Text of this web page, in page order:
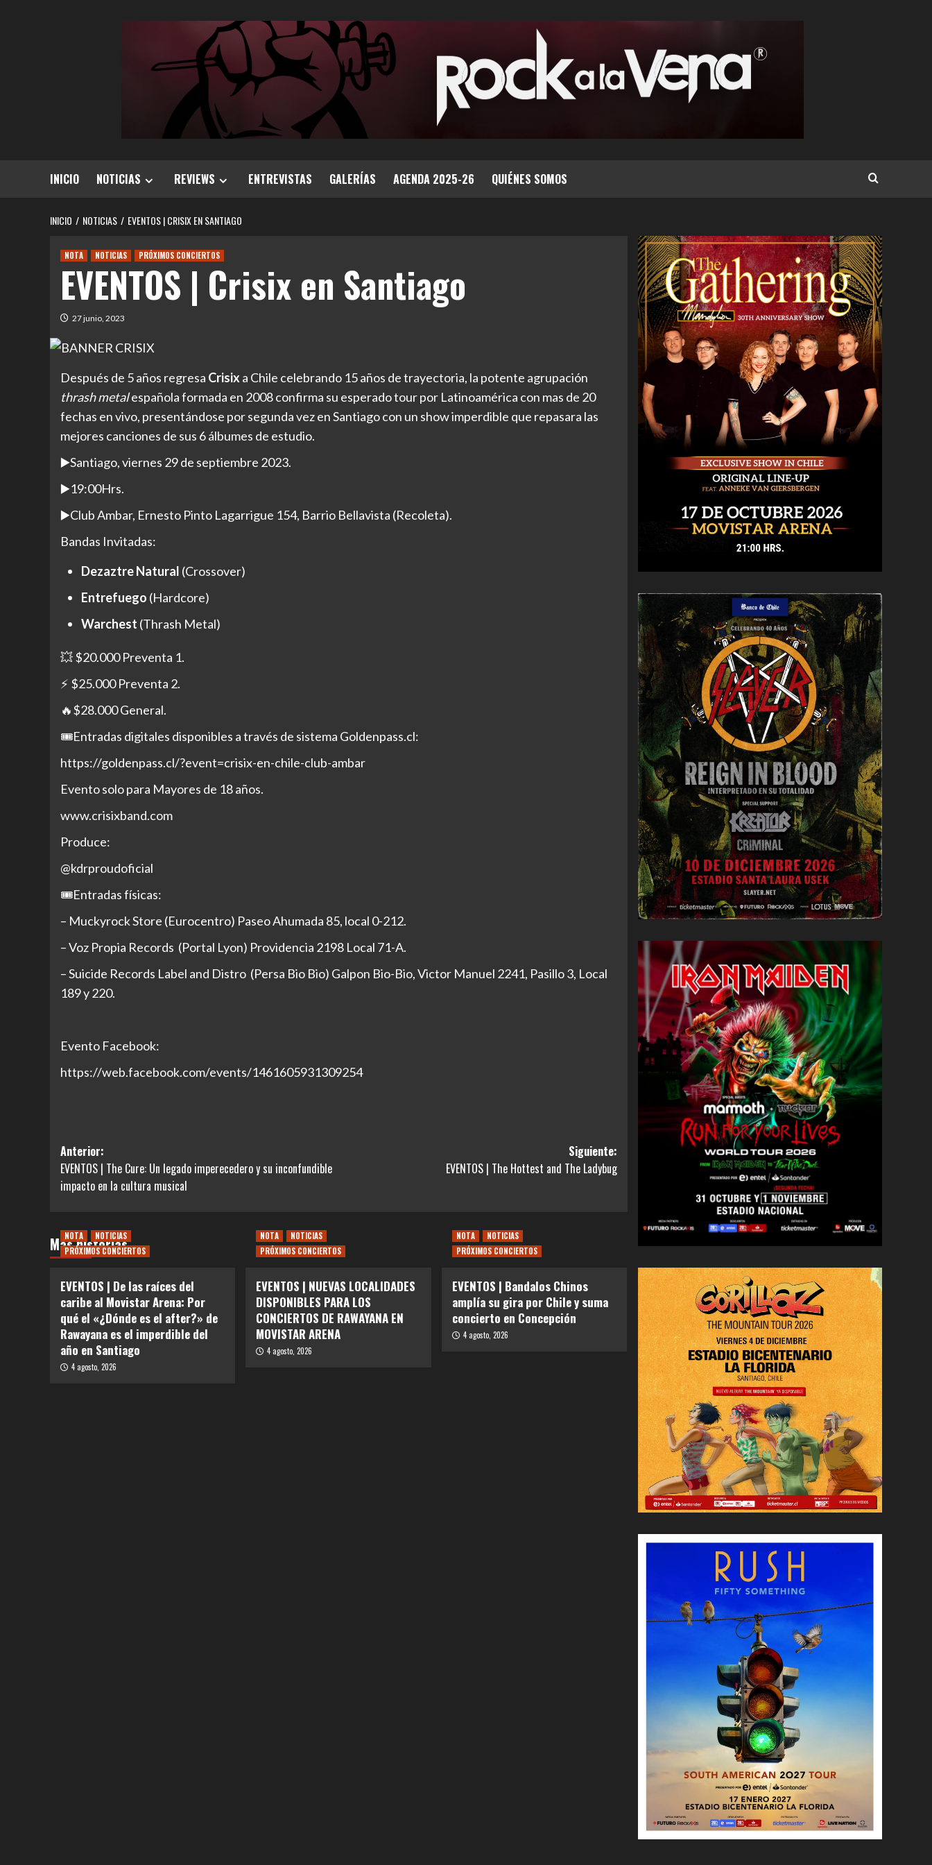
INICIO NOTICIAS REVIEWS ENTREVISTAS GALERÍAS AGENDA 2025-26 QUIÉNES SOMOS
INICIO NOTICIAS EVENTOS | CRISIX EN SANTIAGO
NOTA NOTICIAS PRÓXIMOS CONCIERTOS
EVENTOS | Crisix en Santiago
27 junio, 2023
Después de 5 años regresa Crisixa Chile celebrando 15 años de trayectoria, la potente agrupación
thrash metalespañola formada en 2008 confirma su esperado tour por Latinoamérica con mas de 20
fechas en vivo, presentándose por segunda vez en Santiago con un show imperdible que repasara las
mejores canciones de sus 6 álbumes de estudio.
▶️Santiago, viernes 29 de septiembre 2023.
▶️19:00Hrs.
▶️Club Ambar, Ernesto Pinto Lagarrigue 154, Barrio Bellavista (Recoleta).
Bandas Invitadas:
Dezaztre Natural (Crossover)
Entrefuego (Hardcore)
Warchest (Thrash Metal)
💥$20.000 Preventa 1.
⚡ $25.000 Preventa 2.
🔥$28.000 General.
🎟Entradas digitales disponibles a través de sistema Goldenpass.cl:
https://goldenpass.cl/?event=crisix-en-chile-club-ambar
Evento solo para Mayores de 18 años.
www.crisixband.com
Produce:
@kdrproudoficial
🎟Entradas físicas:
– Muckyrock Store (Eurocentro) Paseo Ahumada 85, local 0-212.
– Voz Propia Records (Portal Lyon) Providencia 2198 Local 71-A.
– Suicide Records Label and Distro (Persa Bio Bio) Galpon Bio-Bio, Victor Manuel 2241, Pasillo 3, Local
189 y 220.
Evento Facebook:
https://web.facebook.com/events/1461605931309254
Navegación
de
entradas
Anterior:
EVENTOS | The Cure: Un legado imperecedero y su inconfundible
impacto en la cultura musical
Siguiente:
EVENTOS | The Hottest and The Ladybug
Más historias
NOTA
NOTICIAS
PRÓXIMOS CONCIERTOS
EVENTOS | De las raíces del
caribe al Movistar Arena: Por
qué el «¿Dónde es el after?» de
Rawayana es el imperdible del
año en Santiago
4 agosto, 2026
NOTA
NOTICIAS
PRÓXIMOS CONCIERTOS
EVENTOS | NUEVAS LOCALIDADES
DISPONIBLES PARA LOS
CONCIERTOS DE RAWAYANA EN
MOVISTAR ARENA
4 agosto, 2026
NOTA
NOTICIAS
PRÓXIMOS CONCIERTOS
EVENTOS | Bandalos Chinos
amplía su gira por Chile y suma
concierto en Concepción
4 agosto, 2026